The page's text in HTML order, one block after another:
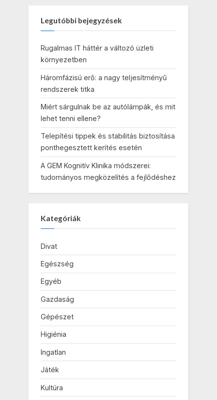
Legutóbbi bejegyzések
Rugalmas IT háttér a változó üzleti
környezetben
Háromfázisú erő: a nagy teljesítményű
rendszerek titka
Miért sárgulnak be az autólámpák, és mit
lehet tenni ellene?
Telepítési tippek és stabilitás biztosítása
ponthegesztett kerítés esetén
A GEM Kognitív Klinika módszerei:
tudományos megközelítés a fejlődéshez
Kategóriák
Divat
Egészség
Egyéb
Gazdaság
Gépészet
Higiénia
Ingatlan
Játék
Kultúra